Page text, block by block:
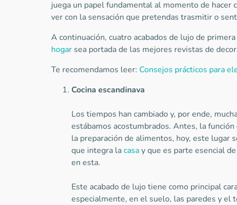
juega un papel fundamental al momento de hacer
ver con la sensación que pretendas trasmitir o
A continuación, cuatro acabados de lujo de
hogarsea portada de las mejores revistas de
Te recomendamos leer: Consejos prácticos para
Cocina escandinava
Los tiempos han cambiado y, por ende,
estábamos acostumbrados. Antes, la
la preparación de alimentos, hoy, este lugar
que integra lacasay que es parte esencial
en esta.
Este acabado de lujo tiene como principal
especialmente, en el suelo, las paredes y el